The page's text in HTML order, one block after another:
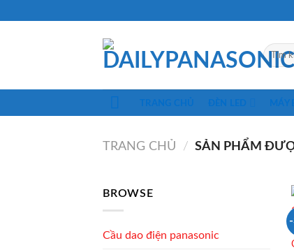
Tìm
kiếm:
TRANG CHỦ ĐÈN LED MÁY
TRANG CHỦ / SẢN PHẨM
BROWSE
Cầu dao điện panasonic